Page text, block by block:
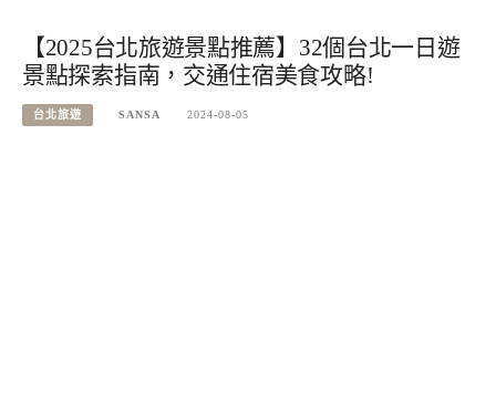
【2025台北旅遊景點推薦】32個台北一日遊
景點探索指南，交通住宿美食攻略!
台北旅遊 SANSA 2024-08-05